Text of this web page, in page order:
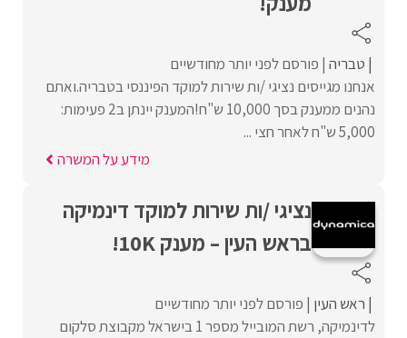
טבריה פורסם לפני יותר מחודשיים
אנחנו מגייסים נציגי /ות שירות למוקד הפיננסי בטבריה.ואתם
נהנים ממענק בסך 10,000 ש"ח!המענק יינתן ב2 פעימות:
5,000 ש"ח לאחר חצי ...
מידע על המשרה
נציגי /ות שירות למוקד דינמיקה
בראש העין – מענק 10K!
ראש העין פורסם לפני יותר מחודשיים
לדינמיקה, רשת המובייל מספר 1 בישראל מקבוצת סלקום